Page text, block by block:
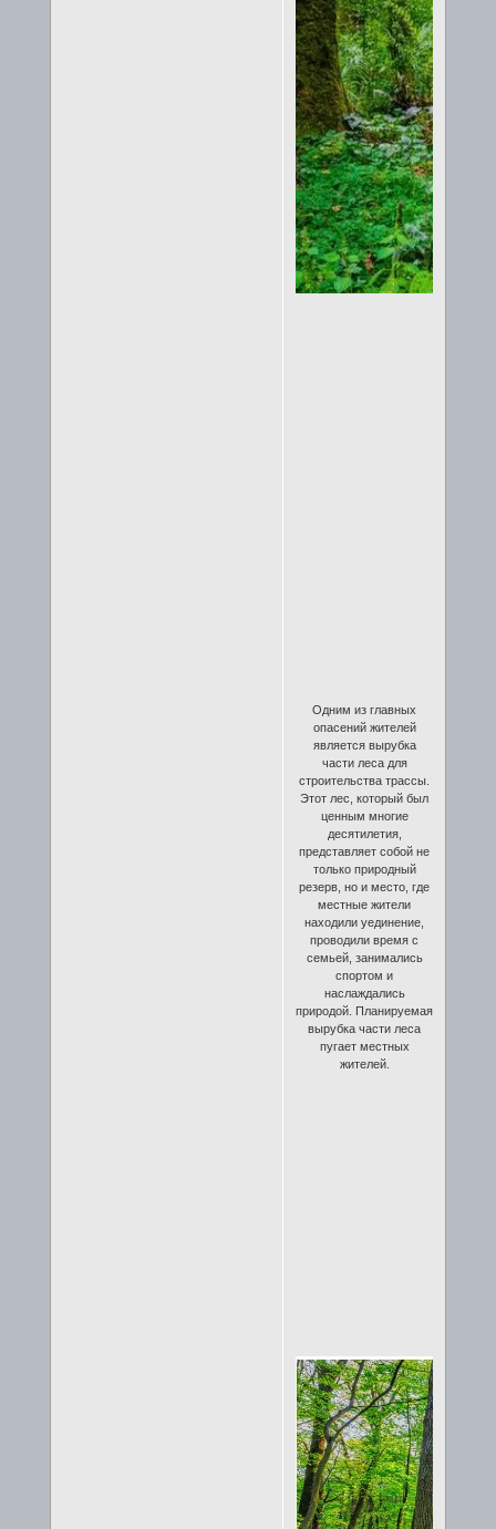
Одним из главных
опасений жителей
является вырубка
части леса для
строительства трассы.
Этот лес, который был
ценным многие
десятилетия,
представляет собой не
только природный
резерв, но и место, где
местные жители
находили уединение,
проводили время с
семьей, занимались
спортом и
наслаждались
природой. Планируемая
вырубка части леса
пугает местных
жителей.